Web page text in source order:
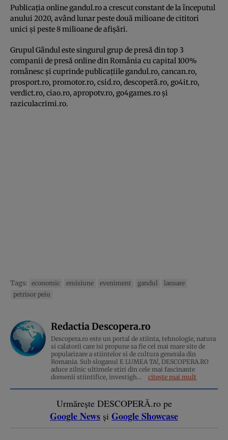
Publicația online gandul.ro a crescut constant de la începutul
anului 2020, având lunar peste două milioane de cititori
unici și peste 8 milioane de afișări.
Grupul Gândul este singurul grup de presă din top 3
companii de presă online din România cu capital 100%
românesc și cuprinde publicațiile gandul.ro, cancan.ro,
prosport.ro, promotor.ro, csid.ro, descoperă.ro, go4it.ro,
verdict.ro, ciao.ro, apropotv.ro, go4games.ro și
raziculacrimi.ro.
Tags: economic emisiune eveniment gandul
lansare
petrisor peiu
Redactia Descopera.ro
Descopera.ro este un portal de stiinta, tehnologie, natura
si calatorii care isi propune sa fie cel mai mare site de
popularizare a stiintelor si de cultura generala din
Romania. Sub sloganul E LUMEA TA!, DESCOPERA.RO
aduce zilnic ultimele stiri din cele mai fascinante
domenii stiintifice, investigh...
citește mai mult
Urmărește DESCOPERĂ.ro pe
Google News și Google Showcase